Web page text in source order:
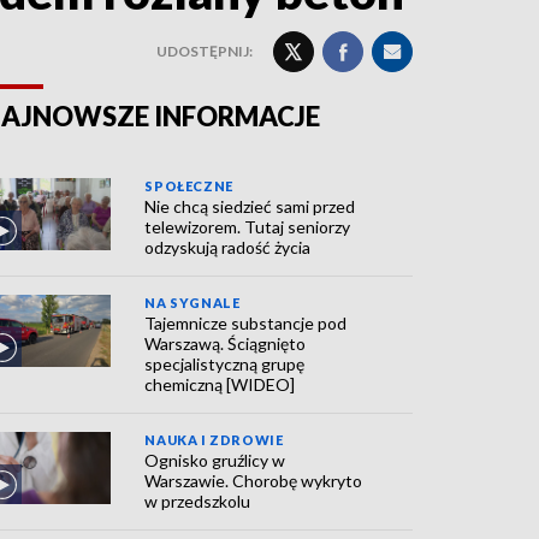
UDOSTĘPNIJ:
INFORMACJE
SPOŁECZNE
Nie chcą siedzieć sami przed
telewizorem. Tutaj seniorzy
odzyskują radość życia
NA SYGNALE
Tajemnicze substancje pod
Warszawą. Ściągnięto
specjalistyczną grupę
chemiczną [WIDEO]
NAUKA I ZDROWIE
Ognisko gruźlicy w
Warszawie. Chorobę wykryto
w przedszkolu